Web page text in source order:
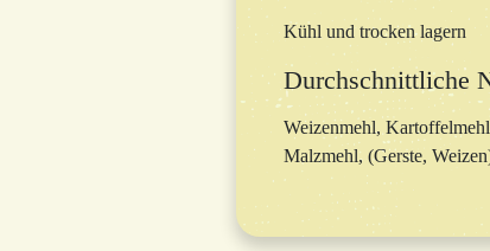
Kühl und trocken lagern
Durchschnittliche
Weizenmehl,
Malzmehl, (Gerste,